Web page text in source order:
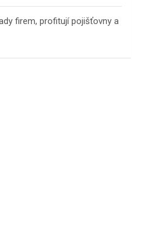
firem, profitují pojišťovny a